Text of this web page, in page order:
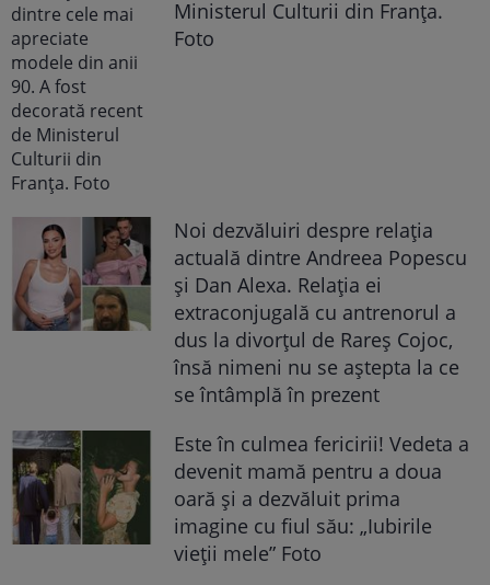
Ministerul Culturii din Franța.
Foto
Noi dezvăluiri despre relația
actuală dintre Andreea Popescu
și Dan Alexa. Relația ei
extraconjugală cu antrenorul a
dus la divorțul de Rareș Cojoc,
însă nimeni nu se aștepta la ce
se întâmplă în prezent
Este în culmea fericirii! Vedeta a
devenit mamă pentru a doua
oară și a dezvăluit prima
imagine cu fiul său: „Iubirile
vieții mele” Foto